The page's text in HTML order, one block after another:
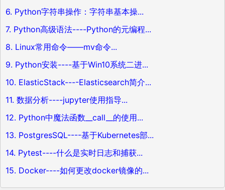
6. Python字符串操作：字符串基本操...
7. Python高级语法----Python的元编程...
8. Linux常用命令——mv命令...
9. Python安装----基于Win10系统二进...
10. ElasticStack----Elasticsearch简介...
11. 数据分析----jupyter使用指导...
12. Python中魔法函数__call__的使用...
13. PostgresSQL----基于Kubernetes部...
14. Pytest----什么是实时日志和捕获...
15. Docker----如何更改docker镜像的...